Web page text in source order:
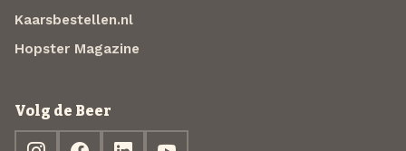
Kaarsbestellen.nl
Hopster Magazine
Volg de Beer